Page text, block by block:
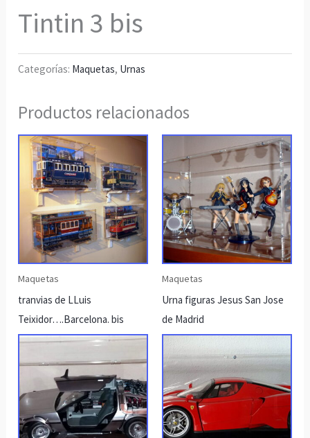
Tintin 3 bis
Categorías: Maquetas, Urnas
Productos relacionados
Maquetas
tranvias de LLuis
Teixidor….Barcelona. bis
Maquetas
Urna figuras Jesus San Jose
de Madrid